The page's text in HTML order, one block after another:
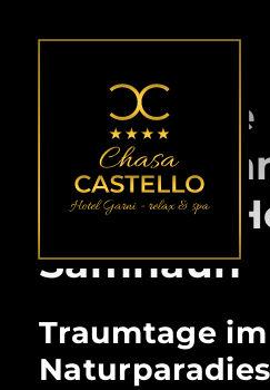
Attraktive
in Ihrem
Samnaun
Traumtage im
Naturparadies